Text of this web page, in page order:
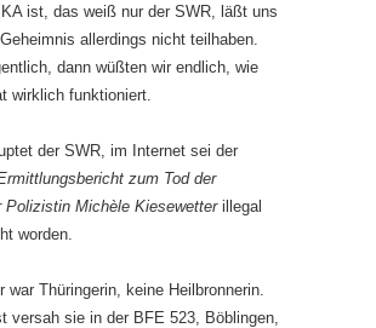
ist, das weiß nur der SWR, läßt uns
allerdings nicht teilhaben.
dann wüßten wir endlich, wie
wirklich funktioniert.
der SWR, im Internet sei der
zum Tod der
Polizistin Michèle Kiesewetterillegal
worden.
war Thüringerin, keine Heilbronnerin.
versah sie in der BFE 523, Böblingen,